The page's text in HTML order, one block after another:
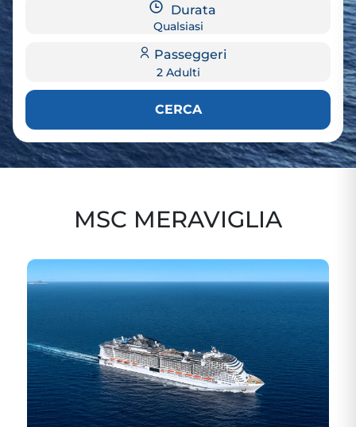
Durata
Qualsiasi
Passeggeri
2 Adulti
CERCA
MSC MERAVIGLIA